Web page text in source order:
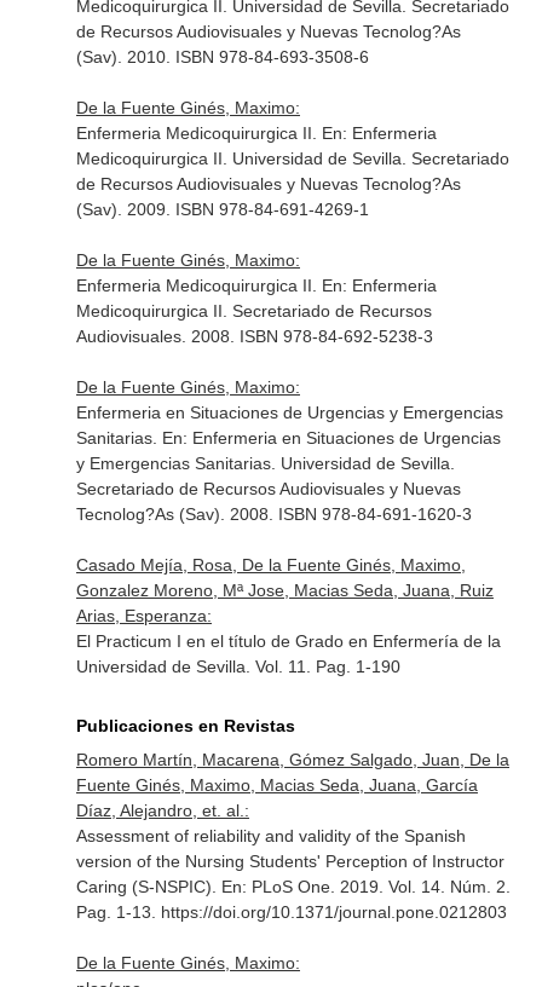
Medicoquirurgica II . Universidad de Sevilla. Secretariado
de Recursos Audiovisuales y Nuevas Tecnolog?As
(Sav). 2010. ISBN 978-84-693-3508-6
De la Fuente Ginés, Maximo:
Enfermeria Medicoquirurgica II. En: Enfermeria
Medicoquirurgica II . Universidad de Sevilla. Secretariado
de Recursos Audiovisuales y Nuevas Tecnolog?As
(Sav). 2009. ISBN 978-84-691-4269-1
De la Fuente Ginés, Maximo:
Enfermeria Medicoquirurgica II. En: Enfermeria
Medicoquirurgica II . Secretariado de Recursos
Audiovisuales. 2008. ISBN 978-84-692-5238-3
De la Fuente Ginés, Maximo:
Enfermeria en Situaciones de Urgencias y Emergencias
Sanitarias. En: Enfermeria en Situaciones de Urgencias
y Emergencias Sanitarias. Universidad de Sevilla.
Secretariado de Recursos Audiovisuales y Nuevas
Tecnolog?As (Sav). 2008. ISBN 978-84-691-1620-3
Casado Mejía, Rosa, De la Fuente Ginés, Maximo,
Gonzalez Moreno, Mª Jose, Macias Seda, Juana, Ruiz
Arias, Esperanza:
El Practicum I en el título de Grado en Enfermería de la
Universidad de Sevilla. Vol. 11. Pag. 1-190
Publicaciones en Revistas
Romero Martín, Macarena, Gómez Salgado, Juan, De la
Fuente Ginés, Maximo, Macias Seda, Juana, García
Díaz, Alejandro, et. al.:
Assessment of reliability and validity of the Spanish
version of the Nursing Students' Perception of Instructor
Caring (S-NSPIC). En: PLoS One. 2019. Vol. 14. Núm. 2.
Pag. 1-13. https://doi.org/10.1371/journal.pone.0212803
De la Fuente Ginés, Maximo: